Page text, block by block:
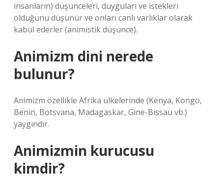
insanların) düşünceleri, duyguları ve istekleri
olduğunu düşünür ve onları canlı varlıklar olarak
kabul ederler (animistik düşünce).
Animizm dini nerede
bulunur?
Animizm özellikle Afrika ülkelerinde (Kenya, Kongo,
Benin, Botsvana, Madagaskar, Gine-Bissau vb.)
yaygındır.
Animizmin kurucusu
kimdir?